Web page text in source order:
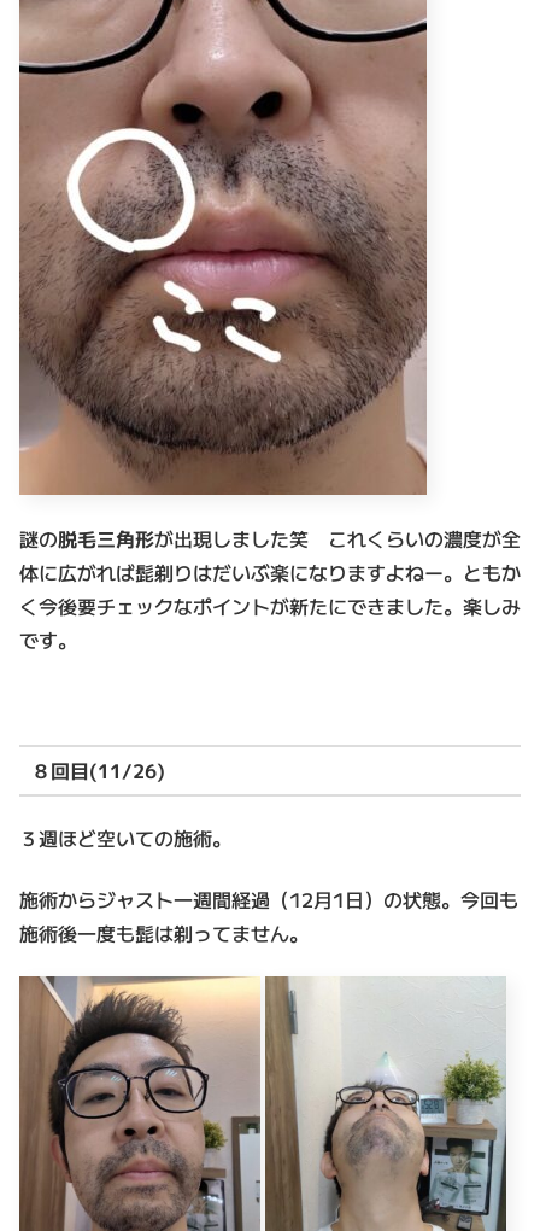
謎の脱毛三角形が出現しました笑 これくらいの濃度が全
体に広がれば髭剃りはだいぶ楽になりますよねー。ともか
く今後要チェックなポイントが新たにできました。楽しみ
です。
８回目(11/26)
３週ほど空いての施術。
施術からジャスト一週間経過（12月1日）の状態。今回も
施術後一度も髭は剃ってません。